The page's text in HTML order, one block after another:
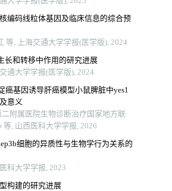
编码线粒体基因及临床信息的综合预
等, 上海交通大学学报(医学版), 2024
长和转移中作用的研究进展
通大学学报(医学版), 2024
癌基因诱导肝癌模型小鼠脾脏中yes1
意义
附属医院生物诊断治疗国家地方联
等, 山西医科大学学报, 2026
细胞的异质性与生物学行为关系的
科大学学报, 2023
构建的研究进展